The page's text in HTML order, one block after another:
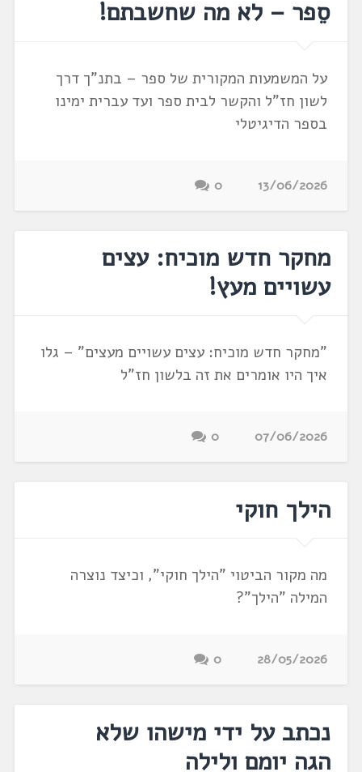
סֵפר – לא מה שחשבתם!
על המשמעות המקורית של ספר – בתנ"ך דרך
לשון חז"ל והקשר לבית ספר ועד עברית ימינו
בספר הדיגיטלי
13/06/2026
0
מחקר חדש מוכיח: עצים
עשויים מעץ!
"מחקר חדש מוכיח: עצים עשויים מעצים" – גלו
איך היו אומרים את זה בלשון חז"ל
07/06/2026
0
הילך חוקי
מה מקור הביטוי "הילך חוקי", וכיצד נוצרה
המילה "הילך"?
28/05/2026
0
נכתב על ידי מישהו שלא
הגה יומם ולילה